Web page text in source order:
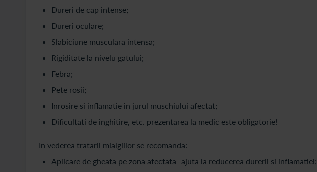
Dureri de cap intense;
Dureri oculare;
Slabiciune musculara intensa;
Rigiditate la nivelu gatului;
Febra;
Pete rosii;
Inrosire si inflamatie in jurul muschiului afectat;
Dificultati de inghitire, etc. prezentarea la medic este obligatorie!
In vederea tratarii mialgiilor se recomanda:
Aplicare de gheata pe zona afectata- ajuta la reducerea durerii si inflamatiei;